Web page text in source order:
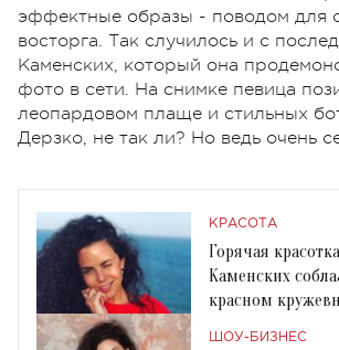
эффектные образы - поводом для
восторга. Так случилось и с
Каменских, который она
фото в сети. На снимке певица
леопардовом плаще и стильных
Дерзко, не так ли? Но ведь очень
КРАСОТА
Горячая
Каменских
красном
ШОУ-БИЗНЕС